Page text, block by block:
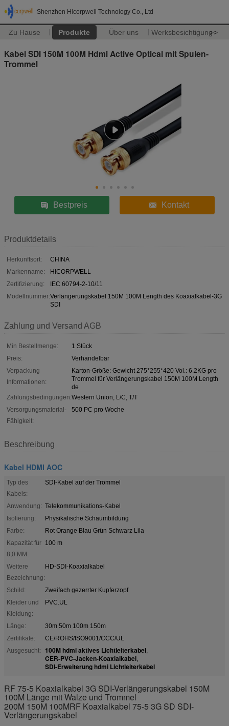
Shenzhen Hicorpwell Technology Co., Ltd
Zu Hause Produkte Über uns Werksbesichtigung>>
Kabel SDI 150M 100M Hdmi Active Optical mit Spulen-
Trommel
Bestpreis Kontakt
Produktdetails
Herkunftsort:
CHINA
Markenname:
HICORPWELL
Zertifizierung:
IEC 60794-2-10/11
Modellnummer:Verlängerungskabel 150M 100M Length des Koaxialkabel-3G
SDI
Zahlung und Versand AGB
Min Bestellmenge:
1 Stück
Preis:
Verhandelbar
Verpackung
Informationen:
Karton-Größe: Gewicht 275*255*420 Vol.: 6.2KG pro
Trommel für Verlängerungskabel 150M 100M Length
de
Zahlungsbedingungen:Western Union, L/C, T/T
Versorgungsmaterial-
Fähigkeit:
500 PC pro Woche
Beschreibung
Kabel HDMI AOC
Typ des
Kabels:
SDI-Kabel auf der Trommel
Anwendung: Telekommunikations-Kabel
Isolierung:
Physikalische Schaumbildung
Farbe:
Rot Orange Blau Grün Schwarz Lila
Kapazität für
8,0 MM:
100 m
Weitere
Bezeichnung:
HD-SDI-Koaxialkabel
Schild:
Zweifach gezerrter Kupferzopf
Kleider und
Kleidung:
PVC.UL
Länge:
30m 50m 100m 150m
Zertifikate:
CE/ROHS/ISO9001/CCC/UL
Ausgesucht:
100M hdmi aktives Lichtleiterkabel,
CER-PVC-Jacken-Koaxialkabel,
SDI-Erweiterung hdmi Lichtleiterkabel
RF 75-5 Koaxialkabel 3G SDI-Verlängerungskabel 150M
100M Länge mit Walze und Trommel
200M 150M 100MRF Koaxialkabel 75-5 3G SD SDI-
Verlängerungskabel